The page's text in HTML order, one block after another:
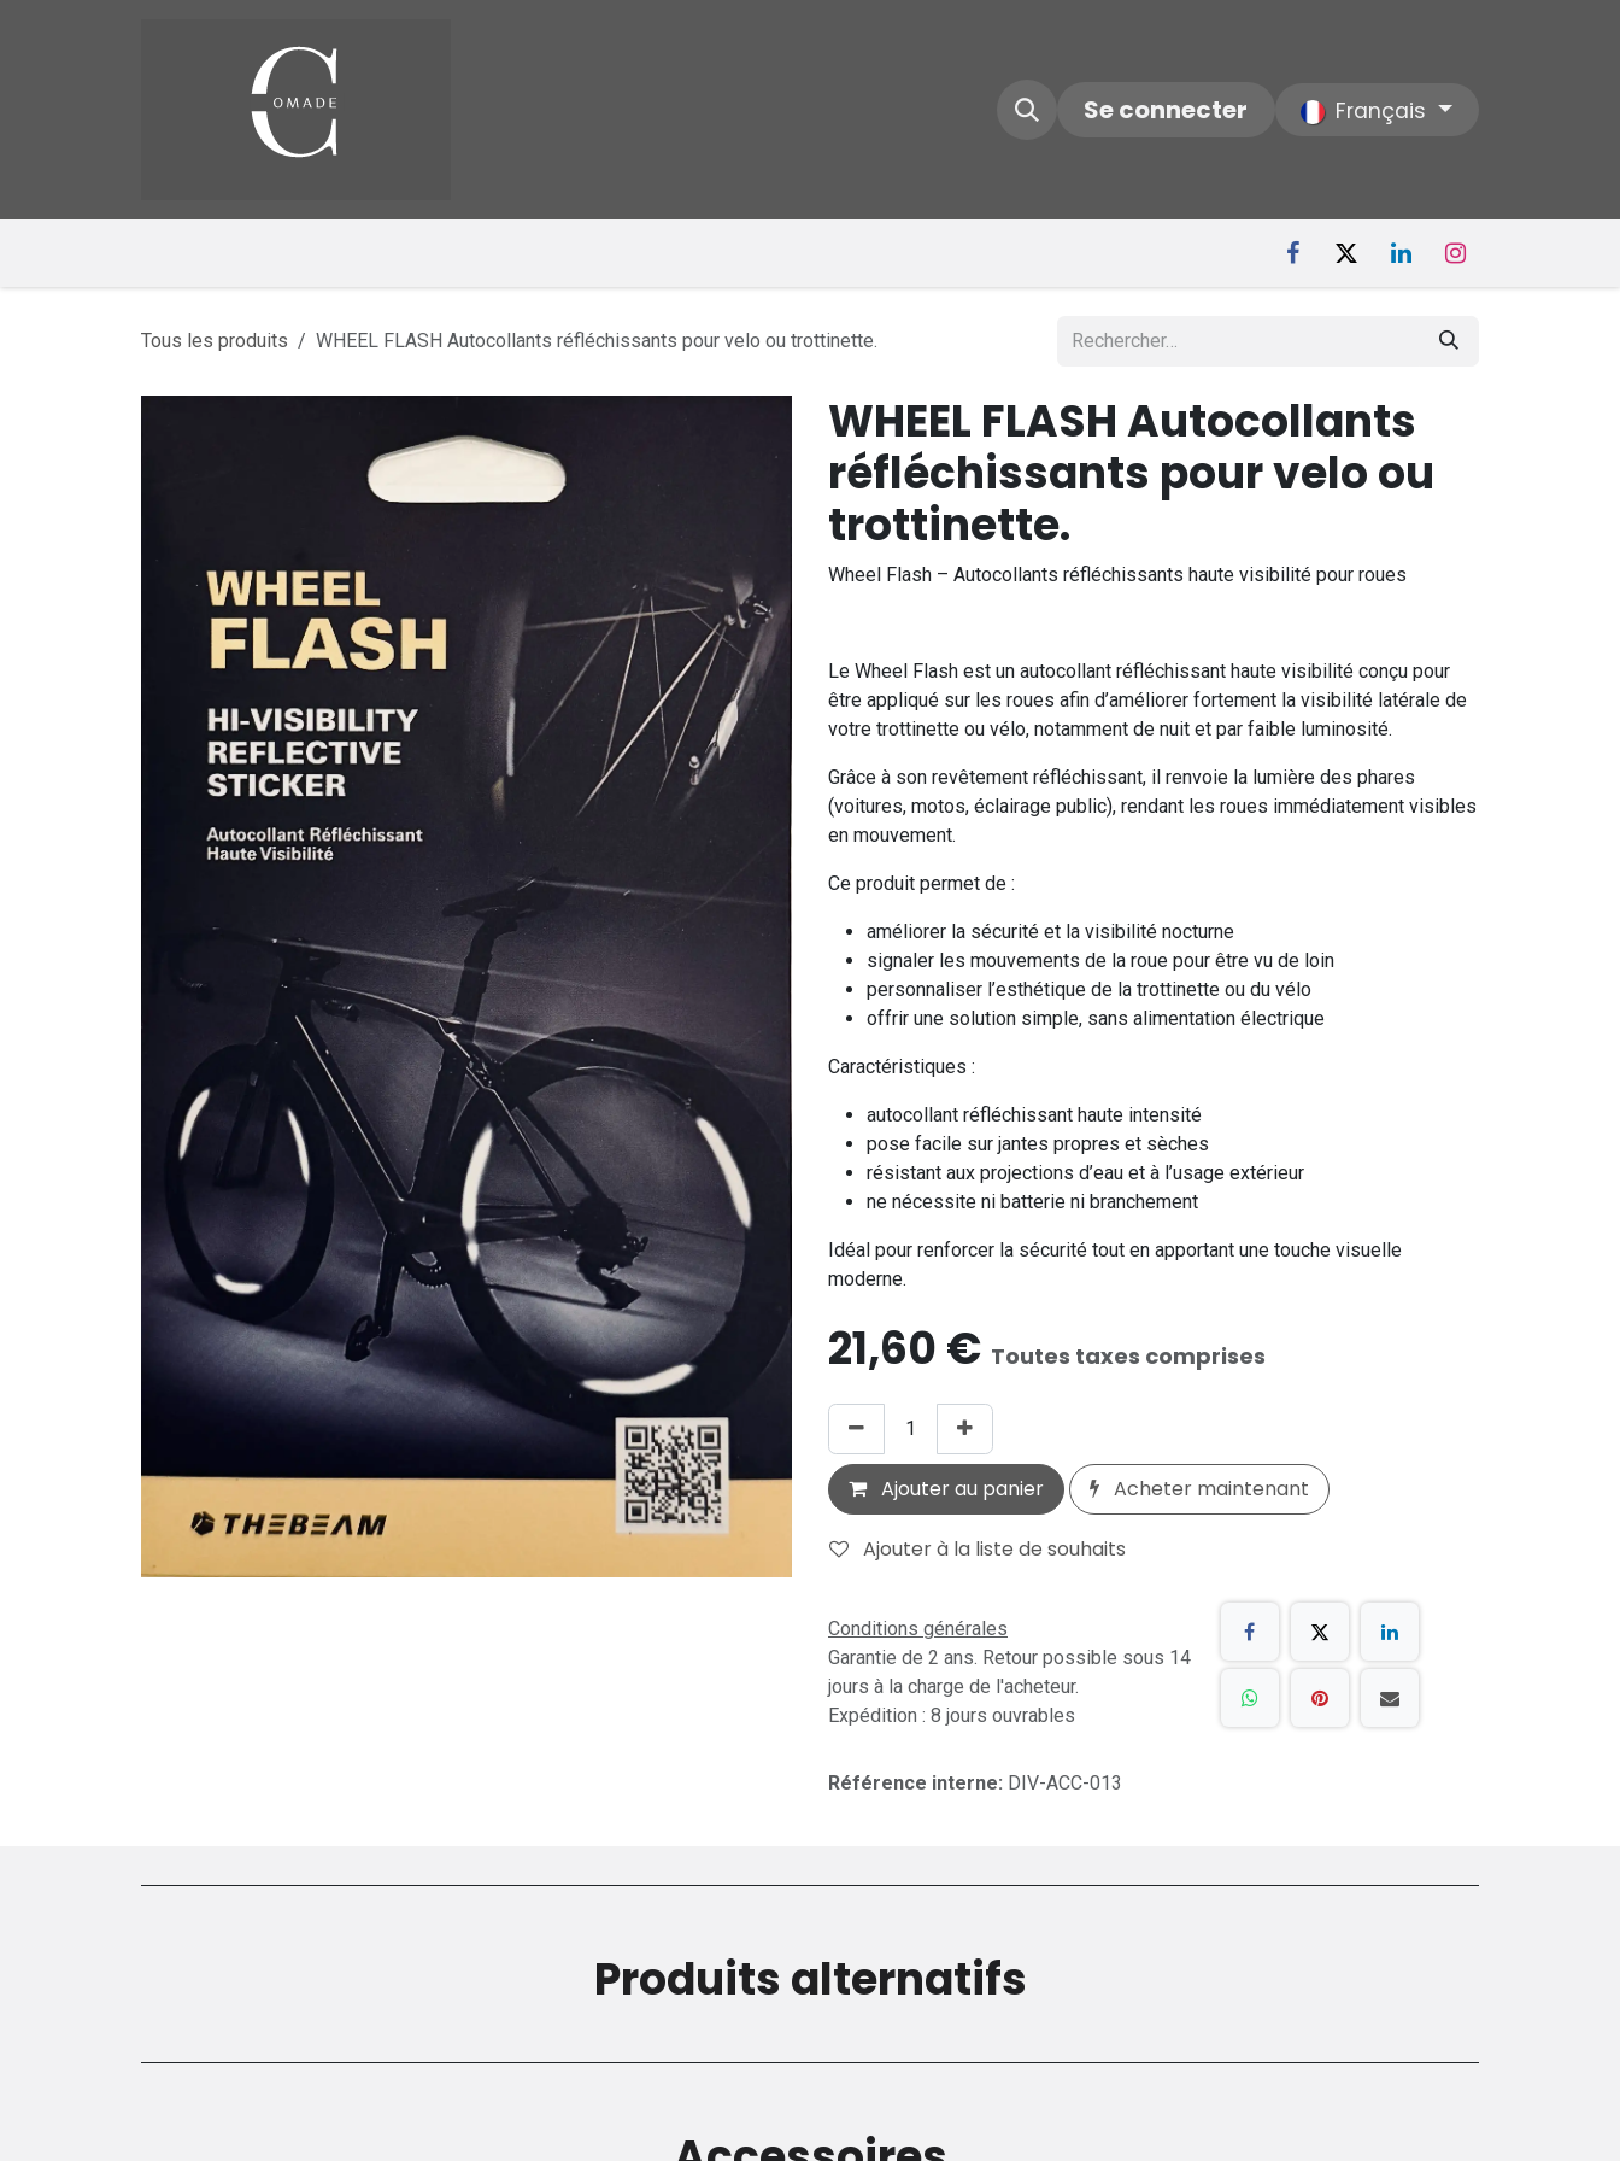
Contactez-nous Notre Société
Se connecter Français
Tous les produits WHEEL FLASH Autocollants réfléchissants pour velo ou trottinette.
WHEEL FLASH Autocollants
réfléchissants pour velo ou
trottinette.
Wheel Flash – Autocollants réfléchissants haute visibilité pour roues
Le Wheel Flash est un autocollant réfléchissant haute visibilité conçu pour
être appliqué sur les roues afin d’améliorer fortement la visibilité latérale de
votre trottinette ou vélo, notamment de nuit et par faible luminosité.
Grâce à son revêtement réfléchissant, il renvoie la lumière des phares
(voitures, motos, éclairage public), rendant les roues immédiatement visibles
en mouvement.
Ce produit permet de :
améliorer la sécurité et la visibilité nocturne
signaler les mouvements de la roue pour être vu de loin
personnaliser l’esthétique de la trottinette ou du vélo
offrir une solution simple, sans alimentation électrique
Caractéristiques :
autocollant réfléchissant haute intensité
pose facile sur jantes propres et sèches
résistant aux projections d’eau et à l’usage extérieur
ne nécessite ni batterie ni branchement
Idéal pour renforcer la sécurité tout en apportant une touche visuelle
moderne.
21,60€ Toutes taxes comprises
Ajouter au panier Acheter maintenant
Ajouter à la liste de souhaits
Conditions générales
Garantie de 2 ans. Retour possible sous 14
jours à la charge de l'acheteur.
Expédition : 8 jours ouvrables
Référence interne: DIV-ACC-013
Produits alternatifs